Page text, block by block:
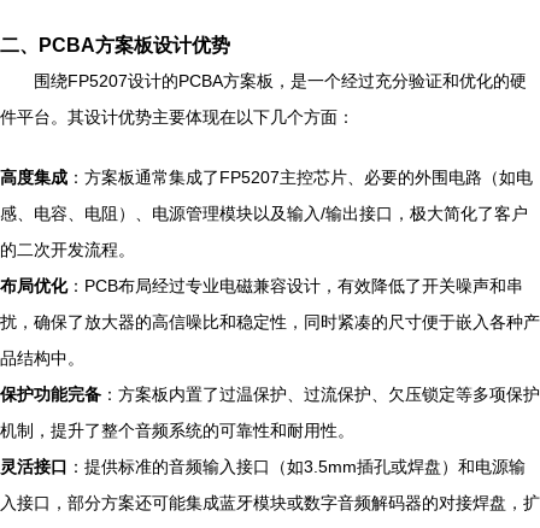
二、PCBA方案板设计优势
围绕FP5207设计的PCBA方案板，是一个经过充分验证和优化的硬
件平台。其设计优势主要体现在以下几个方面：
高度集成 ：方案板通常集成了FP5207主控芯片、必要的外围电路（如电
感、电容、电阻）、电源管理模块以及输入/输出接口，极大简化了客户
的二次开发流程。
布局优化：PCB布局经过专业电磁兼容设计，有效降低了开关噪声和串
扰，确保了放大器的高信噪比和稳定性，同时紧凑的尺寸便于嵌入各种产
品结构中。
保护功能完备 ：方案板内置了过温保护、过流保护、欠压锁定等多项保护
机制，提升了整个音频系统的可靠性和耐用性。
灵活接口 ：提供标准的音频输入接口（如3.5mm插孔或焊盘）和电源输
入接口，部分方案还可能集成蓝牙模块或数字音频解码器的对接焊盘，扩